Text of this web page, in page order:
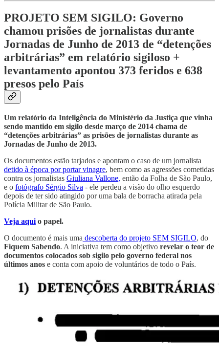
PROJETO SEM SIGILO: Governo
chamou prisões de jornalistas durante
Jornadas de Junho de 2013 de “detenções
arbitrárias” em relatório sigiloso +
levantamento apontou 373 feridos e 638
presos pelo País
Um relatório da Inteligência do Ministério da Justiça que vinha
sendo mantido em sigilo desde março de 2014 chama de
“detenções arbitrárias” as prisões de jornalistas durante as
Jornadas de Junho de 2013.
Os documentos estão tarjados e apontam o caso de um jornalista
detido à época por portar vinagre, bem como as agressões cometidas
contra os jornalistas Giuliana Vallone, então da Folha de São Paulo,
e o fotógrafo Sérgio Silva - ele perdeu a visão do olho esquerdo
depois de ter sido atingido por uma bala de borracha atirada pela
Polícia Militar de São Paulo.
Veja aqui o papel.
O documento é mais uma descoberta do projeto SEM SIGILO, do
Fiquem Sabendo. A iniciativa tem como objetivo revelar o teor de
documentos colocados sob sigilo pelo governo federal nos
últimos anos e conta com apoio de voluntários de todo o País.